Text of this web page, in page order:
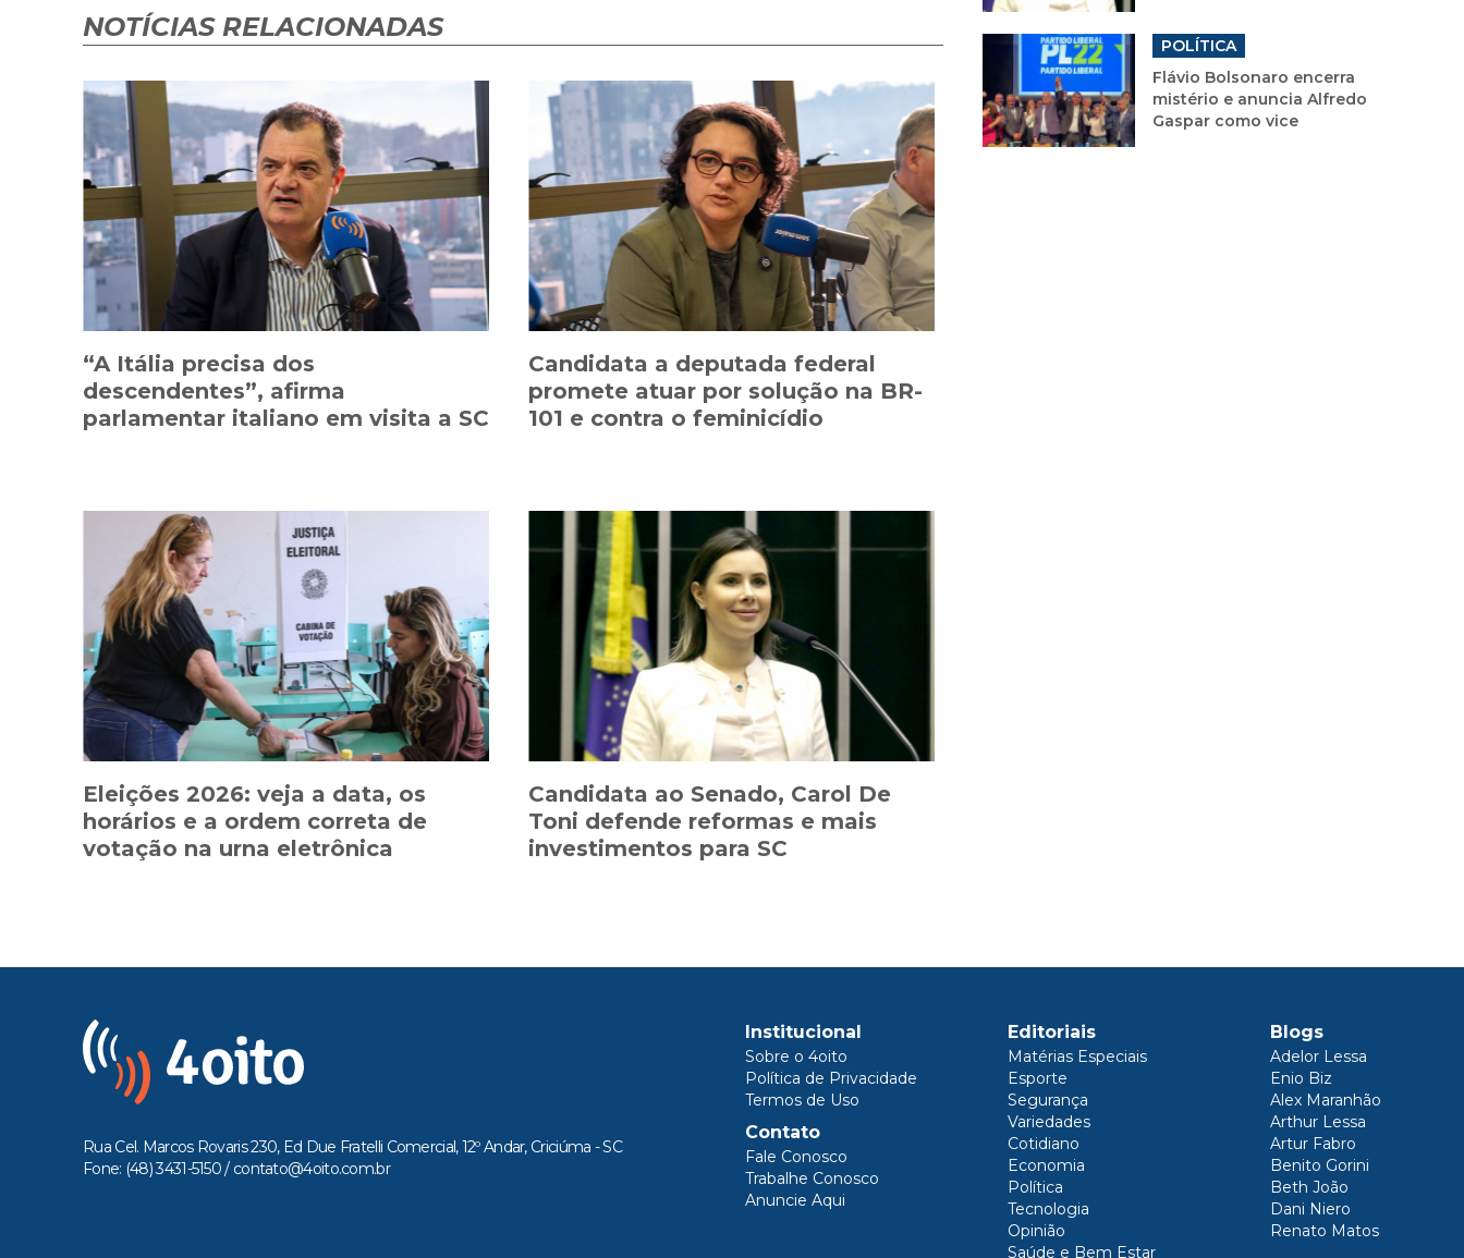
NOTÍCIAS RELACIONADAS
“A Itália precisa dos
descendentes”, afirma
parlamentar italiano em visita a SC
Candidata a deputada federal
promete atuar por solução na BR-
101 e contra o feminicídio
Eleições 2026: veja a data, os
horários e a ordem correta de
votação na urna eletrônica
Candidata ao Senado, Carol De
Toni defende reformas e mais
investimentos para SC
POLÍTICA
Flávio Bolsonaro encerra
mistério e anuncia Alfredo
Gaspar como vice
Rua Cel. Marcos Rovaris 230, Ed Due Fratelli Comercial, 12º Andar, Criciúma - SC
Fone: (48) 3431-5150 / contato@4oito.com.br
Institucional
Sobre o 4oito
Política de Privacidade
Termos de Uso
Contato
Fale Conosco
Trabalhe Conosco
Anuncie Aqui
Editoriais
Matérias Especiais
Esporte
Segurança
Variedades
Cotidiano
Economia
Política
Tecnologia
Opinião
Saúde e Bem Estar
Blogs
Adelor Lessa
Enio Biz
Alex Maranhão
Arthur Lessa
Artur Fabro
Benito Gorini
Beth João
Dani Niero
Renato Matos